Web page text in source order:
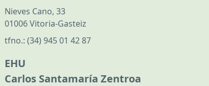
Nieves Cano, 33
01006 Vitoria-Gasteiz
tfno.: (34) 945 01 42 87
EHU
Carlos Santamaría Zentroa